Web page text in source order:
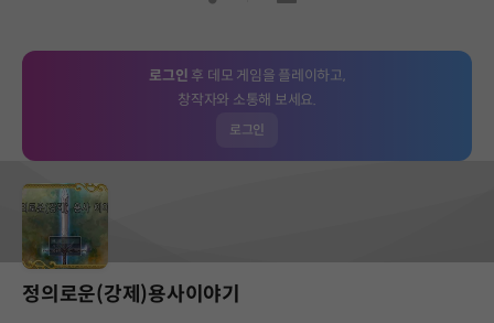
로그인 후 데모 게임을 플레이하고,
창작자와 소통해 보세요.
로그인
정의로운(강제)용사이야기